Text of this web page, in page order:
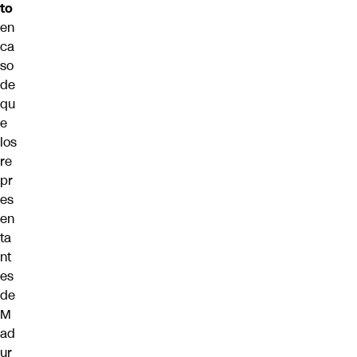
to
en
ca
so
de
qu
e
los
re
pr
es
en
ta
nt
es
de
M
ad
ur